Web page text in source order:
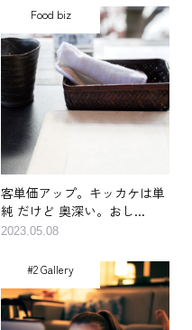
Food biz
客単価アップ。キッカケは単
純 だけど 奥深い。おし...
#2 Gallery